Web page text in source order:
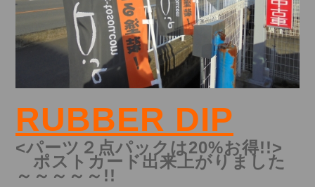
RUBBER DIP
<パーツ２点パックは20%お得!!>
ポストカード出来上がりました
～～～～～!!